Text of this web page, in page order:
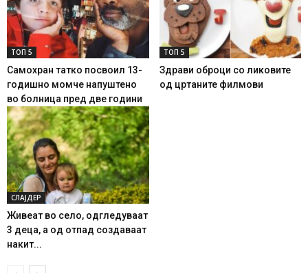
ТОП 5
Самохран татко посвоил 13-
годишно момче напуштено
во болница пред две години
ТОП 5
Здрави оброци со ликовите
од цртаните филмови
СЛАЈДЕР
Живеат во село, одгледуваат
3 деца, а од отпад создаваат
накит...